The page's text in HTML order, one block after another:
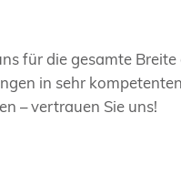
für die gesamte Breite
in sehr
– vertrauen Sie uns!